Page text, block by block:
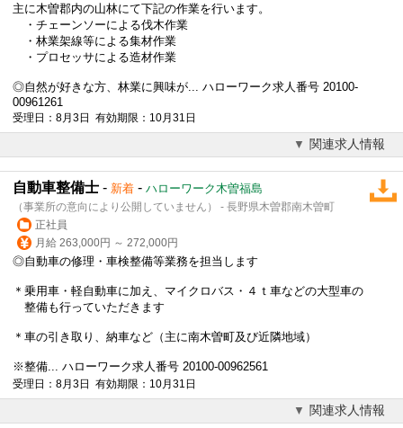
主に木曽郡内の山林にて下記の作業を行います。
・チェーンソーによる伐木作業
・林業架線等による集材作業
・プロセッサによる造材作業
◎自然が好きな方、林業に興味が... ハローワーク求人番号 20100-
00961261
受理日：8月3日 有効期限：10月31日
関連求人情報
自動車整備士 - 新着 - ハローワーク木曽福島
（事業所の意向により公開していません） - 長野県木曽郡南木曽町
正社員
月給 263,000円 ～ 272,000円
◎自動車の修理・車検整備等業務を担当します
＊乗用車・軽自動車に加え、マイクロバス・４ｔ車などの大型車の
整備も行っていただきます
＊車の引き取り、納車など（主に南木曽町及び近隣地域）
※整備... ハローワーク求人番号 20100-00962561
受理日：8月3日 有効期限：10月31日
関連求人情報